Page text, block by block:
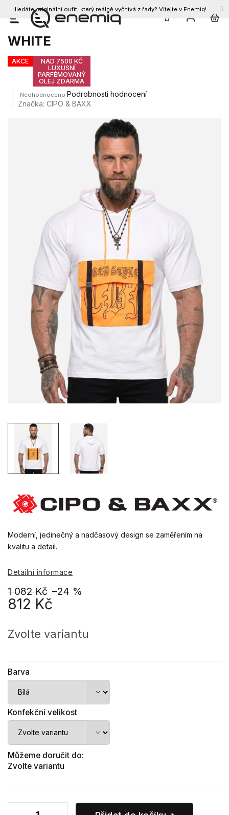
Přejít
obsah
Hledáte originální oufit, který reálně vyčnívá z řady? Vítejte v Enemiq!
CZK
Pánské triko CIPO & BAXX CT588
WHITE
AKCE
NAD 7500 KČ
LUXUSNÍ
PARFÉMOVANÝ
OLEJ ZDARMA
Průměrné
hodnocení
Neohodnoceno Podrobnosti hodnocení
Značka:CIPO & BAXX
1 082 Kč –24 %
812 Kč
cena:
Zvolte variantu
Barva
Konfekční velikost
Můžeme doručit do:
Zvolte variantu
Moderní, jedinečný a nadčasový design se zaměřením na
kvalitu a detail.
Detailní informace